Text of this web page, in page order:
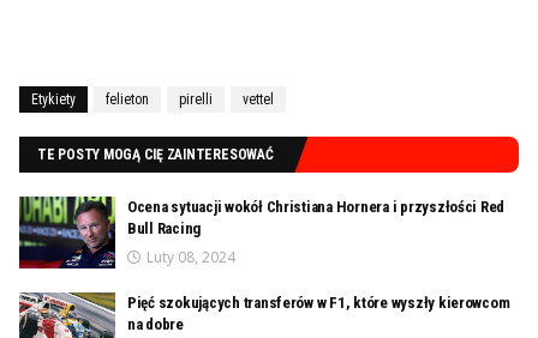
Etykiety felieton pirelli vettel
TE POSTY MOGĄ CIĘ ZAINTERESOWAĆ
Ocena sytuacji wokół Christiana Hornera i przyszłości Red
Bull Racing
Luty 08, 2024
Pięć szokujących transferów w F1, które wyszły kierowcom
na dobre